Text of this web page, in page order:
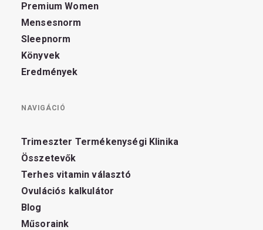
Premium Women
Mensesnorm
Sleepnorm
Könyvek
Eredmények
NAVIGÁCIÓ
Trimeszter Termékenységi Klinika
Összetevők
Terhes vitamin választó
Ovulációs kalkulátor
Blog
Műsoraink